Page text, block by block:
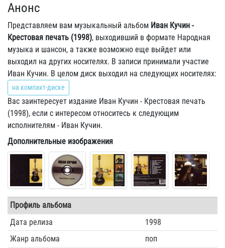
Анонс
Представляем вам музыкальный альбом Иван Кучин -
Крестовая печать (1998), выходивший в формате Народная
музыка и шансон, а также возможно еще выйдет или
выходил на других носителях. В записи принимали участие
Иван Кучин. В целом диск выходил на следующих носителях:
на компакт-диске
Вас заинтересует издание Иван Кучин - Крестовая печать
(1998), если с интересом относитесь к следующим
исполнителям - Иван Кучин.
Дополнительные изображения
Профиль альбома
Дата релиза
1998
Жанр альбома
поп